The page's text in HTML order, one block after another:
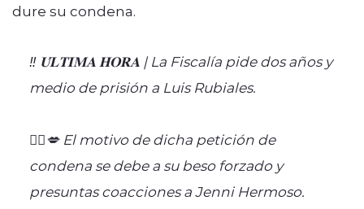
dure su condena.
‼️ 𝐔́𝐋𝐓𝐈𝐌𝐀 𝐇𝐎𝐑𝐀 | La Fiscalía pide dos años y
medio de prisión a Luis Rubiales.
🧑‍⚖️💋 El motivo de dicha petición de
condena se debe a su beso forzado y
presuntas coacciones a Jenni Hermoso.